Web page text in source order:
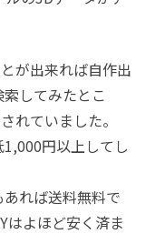
が出来れば自作出
してみたとこ
れていました。
円以上してし
れば送料無料で
はよほど安く済ま